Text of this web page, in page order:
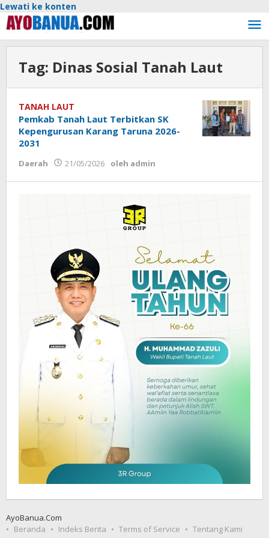
Lewati ke konten
Tag: Dinas Sosial Tanah Laut
TANAH LAUT
Pemkab Tanah Laut Terbitkan SK
Kepengurusan Karang Taruna 2026-
2031
Daerah 21/05/2026 oleh admin
AyoBanua.Com
Beranda
Indeks Berita Terms of Service Tentang Kami